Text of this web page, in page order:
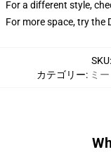
For a different style,
For more space, try the
SKU:
カテゴリー: ミ